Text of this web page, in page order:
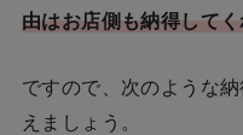
由はお店側も納得して
ですので、次のような
えましょう。